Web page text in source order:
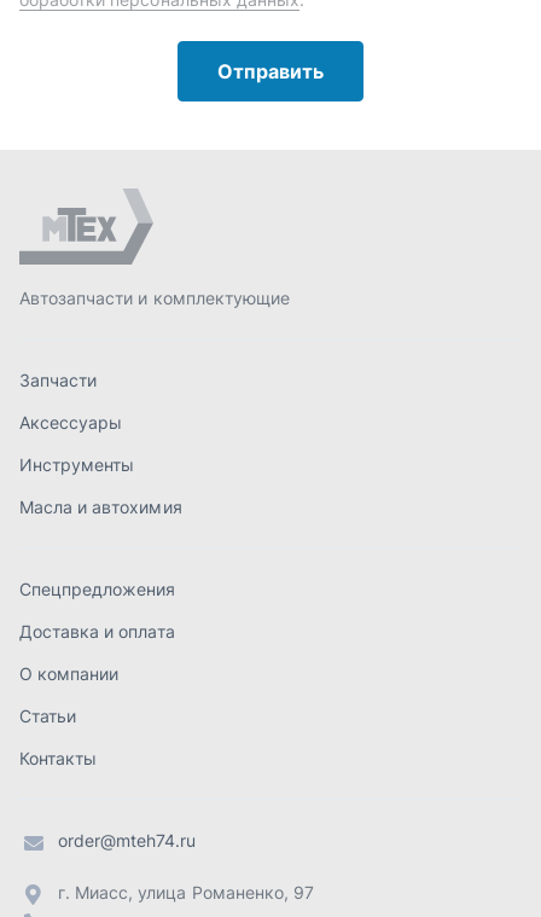
Масла и автохимия
Спецпредложения
Доставка и оплата
Контакты
order@mteh74.ru
+7 (904) 945-52-55
г. Златоуст
г. Челябинск
+7 (904) 945-04-44